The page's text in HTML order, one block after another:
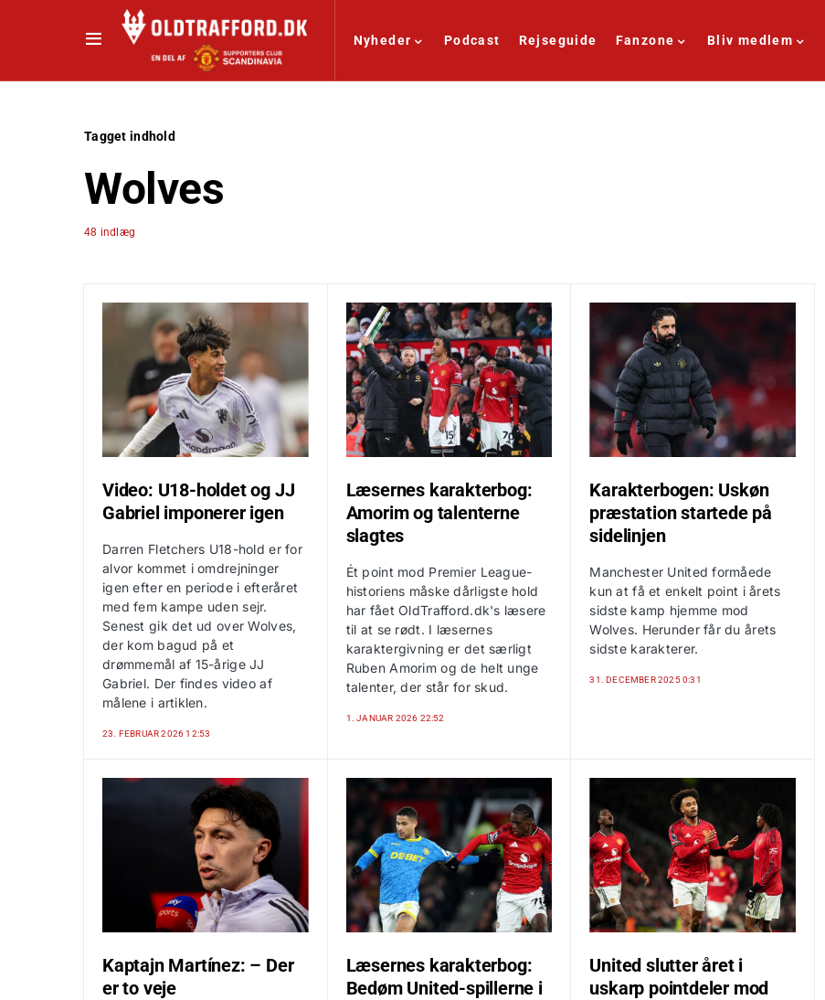
Nyheder Podcast Rejseguide Fanzone Bliv medlem
Tagget indhold
Wolves
48 indlæg
Video: U18-holdet og JJ
Gabriel imponerer igen
Darren Fletchers U18-hold er for
alvor kommet i omdrejninger
igen efter en periode i efteråret
med fem kampe uden sejr.
Senest gik det ud over Wolves,
der kom bagud på et
drømmemål af 15-årige JJ
Gabriel. Der findes video af
målene i artiklen.
23. FEBRUAR 2026 12:53
Læsernes karakterbog:
Amorim og talenterne
slagtes
Ét point mod Premier League-
historiens måske dårligste hold
har fået OldTrafford.dk's læsere
til at se rødt. I læsernes
karaktergivning er det særligt
Ruben Amorim og de helt unge
talenter, der står for skud.
1. JANUAR 2026 22:52
Karakterbogen: Uskøn
præstation startede på
sidelinjen
Manchester United formåede
kun at få et enkelt point i årets
sidste kamp hjemme mod
Wolves. Herunder får du årets
sidste karakterer.
31. DECEMBER 2025 0:31
Kaptajn Martínez: – Der
er to veje
Læsernes karakterbog:
Bedøm United-spillerne i
United slutter året i
uskarp pointdeler mod